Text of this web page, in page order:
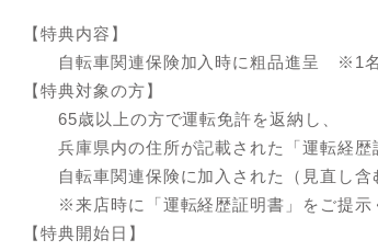
【特典内容】
自転車関連保険加入時に粗品進呈 ※1名
【特典対象の方】
65歳以上の方で運転免許を返納し、
兵庫県内の住所が記載された「運転経歴
自転車関連保険に加入された（見直し含
※来店時に「運転経歴証明書」をご提示
【特典開始日】